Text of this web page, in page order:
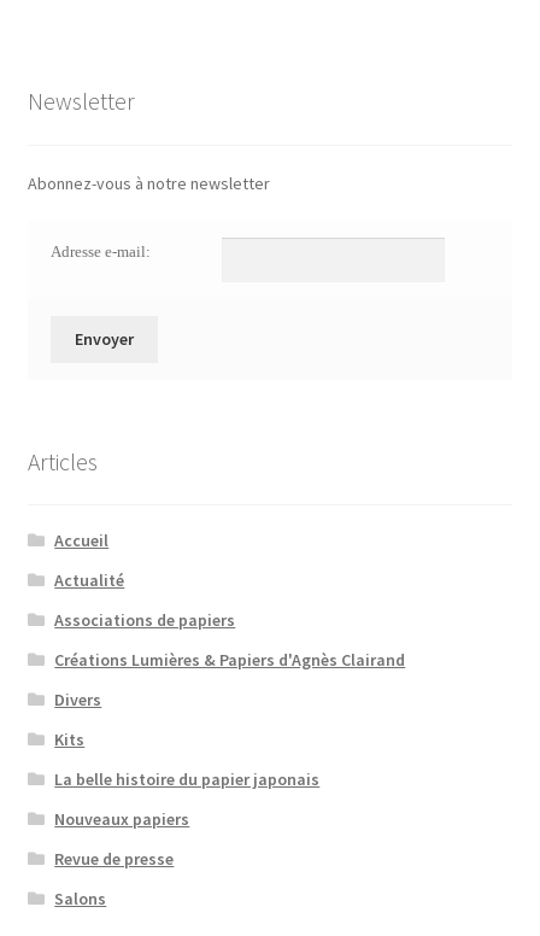
Newsletter
Abonnez-vous à notre newsletter
Adresse e-mail:
Articles
Accueil
Actualité
Associations de papiers
Créations Lumières & Papiers d'Agnès Clairand
Divers
Kits
La belle histoire du papier japonais
Nouveaux papiers
Revue de presse
Salons